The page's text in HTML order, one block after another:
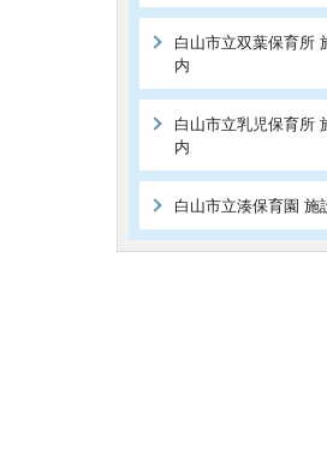
白山市立双葉保育所
内
白山市立乳児保育所
内
白山市立湊保育園 施